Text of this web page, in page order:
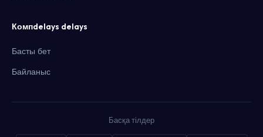
Компdelays delays
Басты бет
Байланыс
Басқа тілдер